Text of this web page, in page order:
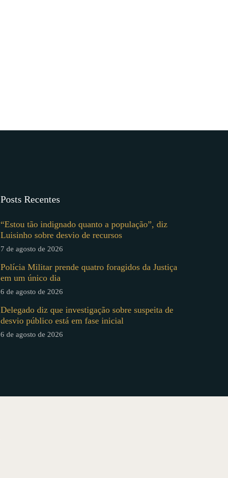
Posts Recentes
“Estou tão indignado quanto a população”, diz
Luisinho sobre desvio de recursos
7 de agosto de 2026
Polícia Militar prende quatro foragidos da Justiça
em um único dia
6 de agosto de 2026
Delegado diz que investigação sobre suspeita de
desvio público está em fase inicial
6 de agosto de 2026